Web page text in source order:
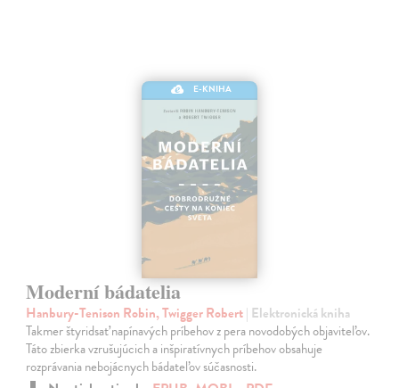
E-KNIHA
Moderní bádatelia
Hanbury-Tenison Robin, Twigger Robert| Elektronická kniha
Takmer štyridsať napínavých príbehov z pera novodobých objaviteľov.
Táto zbierka vzrušujúcich a inšpiratívnych príbehov obsahuje
rozprávania nebojácnych bádateľov súčasnosti.